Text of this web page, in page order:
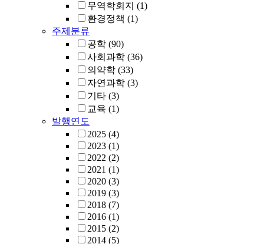
무역학회지 (1)
환경정책 (1)
주제분류
공학 (90)
사회과학 (36)
의약학 (33)
자연과학 (3)
기타 (3)
교육 (1)
발행연도
2025 (4)
2023 (1)
2022 (2)
2021 (1)
2020 (3)
2019 (3)
2018 (7)
2016 (1)
2015 (2)
2014 (5)